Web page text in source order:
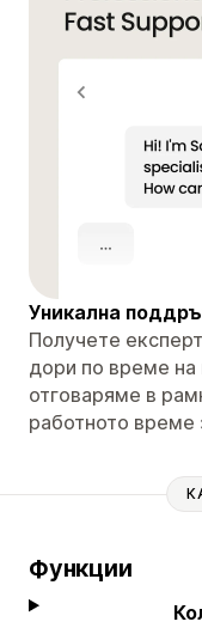
Уникална
Получете
дори по време
отговаряме в
работното
Функции